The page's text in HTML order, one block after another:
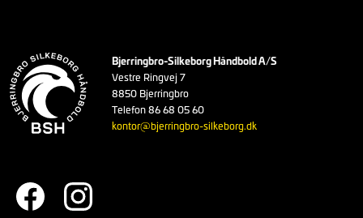
Bjerringbro-Silkeborg Håndbold A/S
Vestre Ringvej 7
8850 Bjerringbro
Telefon 86 68 05 60
kontor@bjerringbro-silkeborg.dk